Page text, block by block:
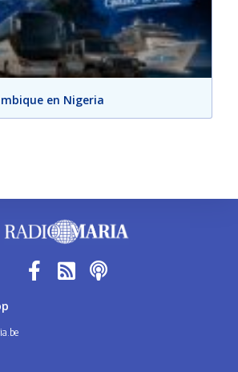
en Nigeria